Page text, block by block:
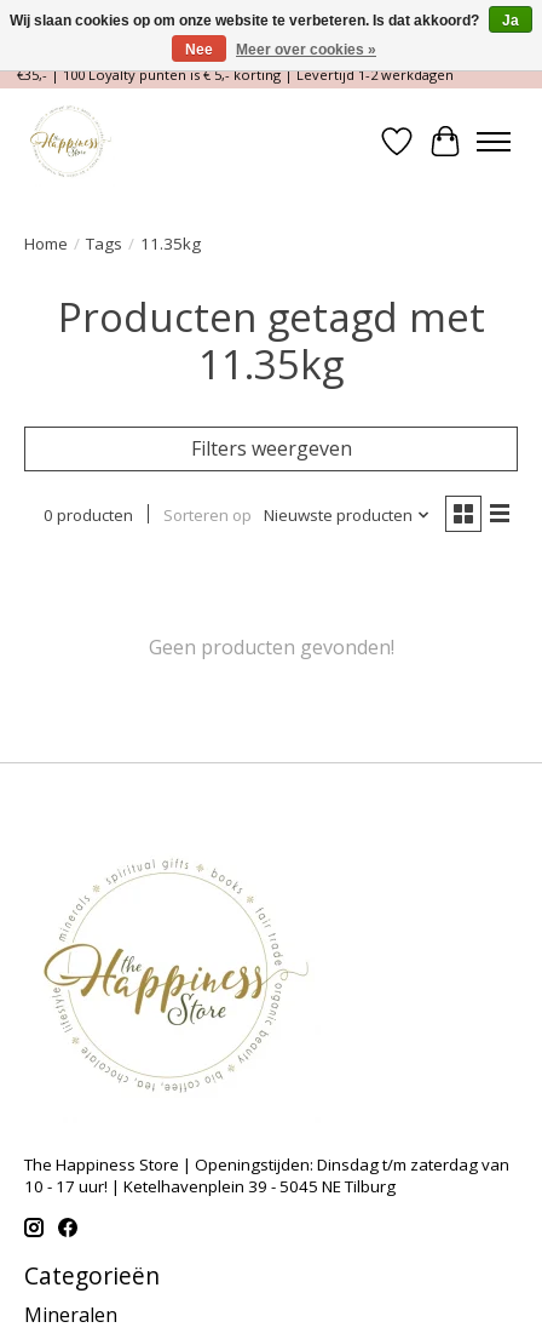
Magische Conceptstore, Edelstenen & Spirituele winkel | Gratis verzending >
€35,- | 100 Loyalty punten is € 5,- korting | Levertijd 1-2 werkdagen
Verlanglijst
Home / Tags / 11.35kg
Producten getagd met
11.35kg
Filters weergeven
0 producten Sorteren op Nieuwste producten
Geen producten gevonden!
The Happiness Store | Openingstijden: Dinsdag t/m zaterdag van
10 - 17 uur! | Ketelhavenplein 39 - 5045 NE Tilburg
Categorieën
Mineralen
Wij slaan cookies op om onze website te verbeteren. Is dat akkoord?
Ja
Nee
Meer over cookies »